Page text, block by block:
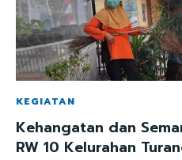
KEGIATAN
Kehangatan dan
RW 10 Kelurahan